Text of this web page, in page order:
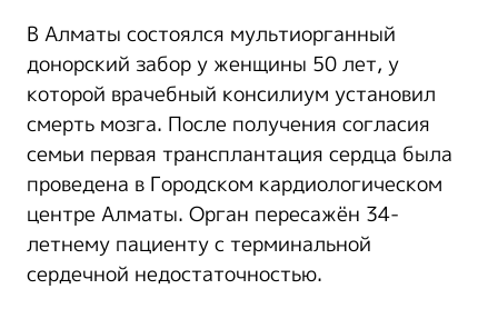
В Алматы состоялся мультиорганный
донорский забор у женщины 50 лет, у
которой врачебный консилиум установил
смерть мозга. После получения согласия
семьи первая трансплантация сердца была
проведена в Городском кардиологическом
центре Алматы. Орган пересажён 34-
летнему пациенту с терминальной
сердечной недостаточностью.